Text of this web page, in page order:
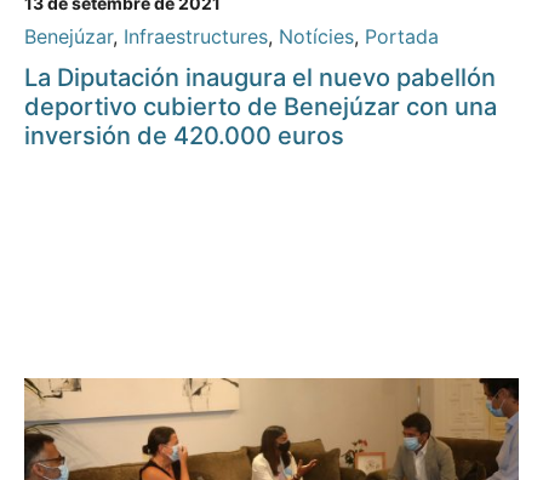
Benejúzar, Infraestructures, Notícies, Portada
La Diputación inaugura el nuevo pabellón
deportivo cubierto de Benejúzar con una
inversión de 420.000 euros